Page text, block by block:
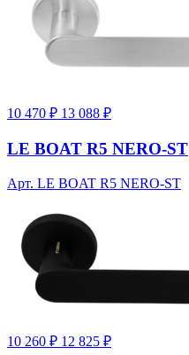
10 470 ₽ 13 088 ₽
LE BOAT R5 NERO-ST
Арт. LE BOAT R5 NERO-ST
10 260 ₽ 12 825 ₽